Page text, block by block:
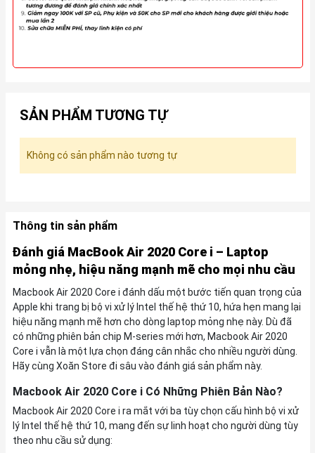
SẢN PHẨM TƯƠNG TỰ
Không có sản phẩm nào tương tự
Thông tin sản phẩm
Đánh giá MacBook Air 2020 Core i – Laptop
mỏng nhẹ, hiệu năng mạnh mẽ cho mọi nhu cầu
Macbook Air 2020 Core i đánh dấu một bước tiến quan trọng của
Apple khi trang bị bộ vi xử lý Intel thế hệ thứ 10, hứa hẹn mang lại
hiệu năng mạnh mẽ hơn cho dòng laptop mỏng nhẹ này. Dù đã
có những phiên bản chip M-series mới hơn, Macbook Air 2020
Core i vẫn là một lựa chọn đáng cân nhắc cho nhiều người dùng.
Hãy cùng Xoăn Store đi sâu vào đánh giá sản phẩm này.
Macbook Air 2020 Core i Có Những Phiên Bản Nào?
Macbook Air 2020 Core i ra mắt với ba tùy chọn cấu hình bộ vi xử
lý Intel thế hệ thứ 10, mang đến sự linh hoạt cho người dùng tùy
theo nhu cầu sử dụng: